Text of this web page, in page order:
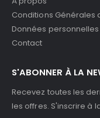
Conditions Générales
Données personnelles
Contact
S'ABONNER À LA
Recevez toutes les
les offres. S'inscrire à